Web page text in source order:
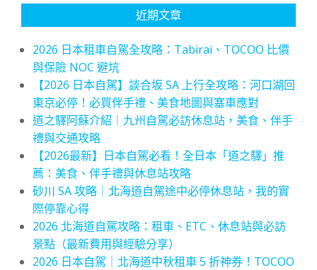
近期文章
2026 日本租車自駕全攻略：Tabirai、TOCOO 比價
與保險 NOC 避坑
【2026 日本自駕】談合坂 SA 上行全攻略：河口湖回
東京必停！必買伴手禮、美食地圖與塞車應對
道之驛阿蘇介紹｜九州自駕必訪休息站，美食、伴手
禮與交通攻略
【2026最新】日本自駕必看！全日本「道之驛」推
薦：美食、伴手禮與休息站攻略
砂川 SA 攻略｜北海道自駕途中必停休息站，我的實
際停靠心得
2026 北海道自駕攻略：租車、ETC、休息站與必訪
景點（最新費用與經驗分享）
2026 日本自駕｜北海道中秋租車 5 折神券！TOCOO